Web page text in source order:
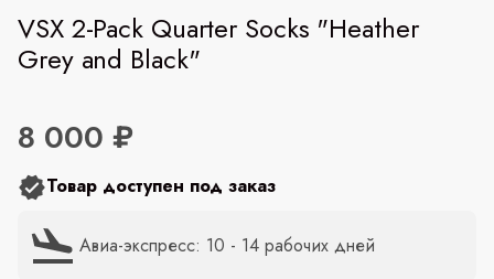
VSX 2-Pack Quarter Socks "Heather
Grey and Black"
8 000 ₽
Товар доступен под заказ
Авиа-экспресс: 10 - 14 рабочих дней